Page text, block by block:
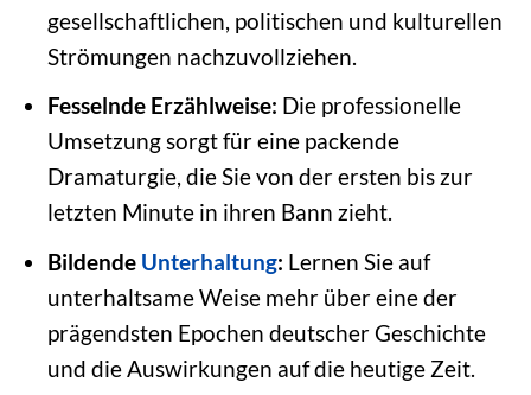
gesellschaftlichen, politischen und kulturellen
Strömungen nachzuvollziehen.
Fesselnde Erzählweise: Die professionelle
Umsetzung sorgt für eine packende
Dramaturgie, die Sie von der ersten bis zur
letzten Minute in ihren Bann zieht.
Bildende Unterhaltung: Lernen Sie auf
unterhaltsame Weise mehr über eine der
prägendsten Epochen deutscher Geschichte
und die Auswirkungen auf die heutige Zeit.